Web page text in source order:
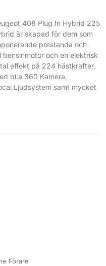
408 Plug In Hybrid 225
är skapad för dem som
prestanda och
och en elektrisk
effekt på 224 hästkrafter.
bl.a 360 Kamera,
Ljudsystem samt mycket
Förare